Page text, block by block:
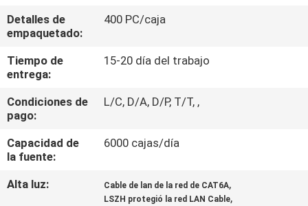
CONTROL
CALIDAD
ÉNTRENOS
EN
CONTACTO
CON
Detalles de
empaquetado:
400 PC/caja
Tiempo de
entrega:
15-20 día del trabajo
Condiciones de
pago:
L/C, D/A, D/P, T/T, ,
Capacidad de
la fuente:
6000 cajas/día
Alta luz: Cable de lan de la red de CAT6A,
LSZH protegió la red LAN Cable,